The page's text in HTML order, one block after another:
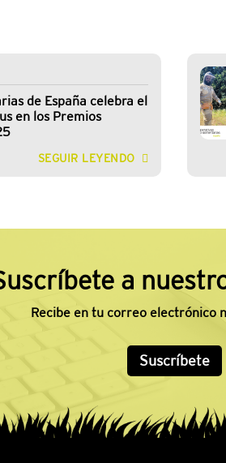
de España celebra el
en los Premios
SEGUIR LEYENDO
a
Recibe en tu correo electrónico
Suscríbete